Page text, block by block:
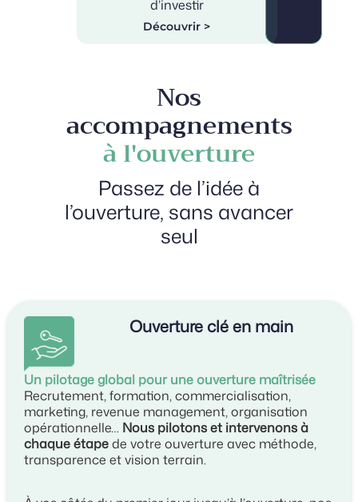
d’investir
Découvrir >
Nos
accompagnements
à l'ouverture
Passez de l’idée à
l’ouverture, sans avancer
seul
Ouverture clé en main
Un pilotage global pour une ouverture maîtrisée
Recrutement, formation, commercialisation,
marketing, revenue management, organisation
opérationnelle… Nous pilotons et intervenons à
chaque étapede votre ouverture avec méthode,
transparence et vision terrain.